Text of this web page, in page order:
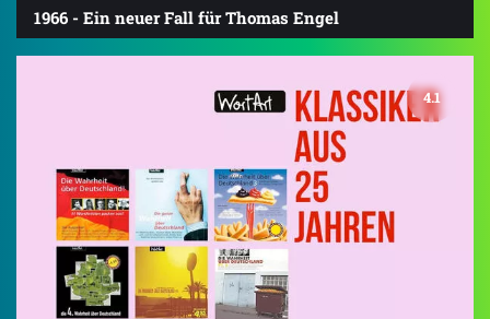
1966 - Ein neuer Fall für Thomas Engel
4.1